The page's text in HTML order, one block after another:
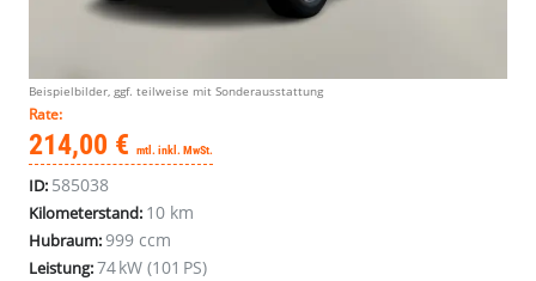
Beispielbilder, ggf. teilweise mit Sonderausstattung
Rate:
214,00 € mtl. inkl. MwSt.
ID: 585038
Kilometerstand: 10 km
Hubraum:999 ccm
Leistung:74 kW (101 PS)